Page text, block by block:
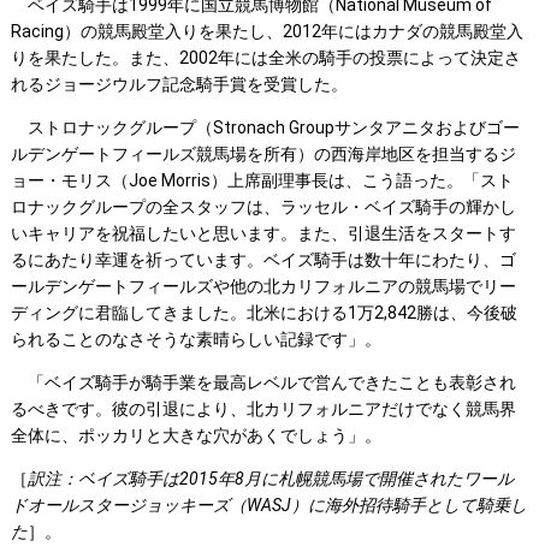
ベイズ騎手は1999年に国立競馬博物館（National Museum of
Racing）の競馬殿堂入りを果たし、2012年にはカナダの競馬殿堂入
りを果たした。また、2002年には全米の騎手の投票によって決定さ
れるジョージウルフ記念騎手賞を受賞した。
ストロナックグループ（Stronach Groupサンタアニタおよびゴー
ルデンゲートフィールズ競馬場を所有）の西海岸地区を担当するジ
ョー・モリス（Joe Morris）上席副理事長は、こう語った。「スト
ロナックグループの全スタッフは、ラッセル・ベイズ騎手の輝かし
いキャリアを祝福したいと思います。また、引退生活をスタートす
るにあたり幸運を祈っています。ベイズ騎手は数十年にわたり、ゴ
ールデンゲートフィールズや他の北カリフォルニアの競馬場でリー
ディングに君臨してきました。北米における1万2,842勝は、今後破
られることのなさそうな素晴らしい記録です」。
「ベイズ騎手が騎手業を最高レベルで営んできたことも表彰され
るべきです。彼の引退により、北カリフォルニアだけでなく競馬界
全体に、ポッカリと大きな穴があくでしょう」。
［訳注：ベイズ騎手は2015年8月に札幌競馬場で開催されたワール
ドオールスタージョッキーズ（WASJ）に海外招待騎手として騎乗し
た］。